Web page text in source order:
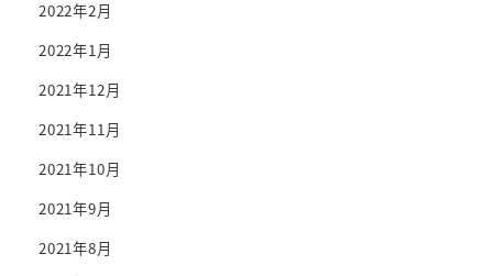
2022年2月
2022年1月
2021年12月
2021年11月
2021年10月
2021年9月
2021年8月